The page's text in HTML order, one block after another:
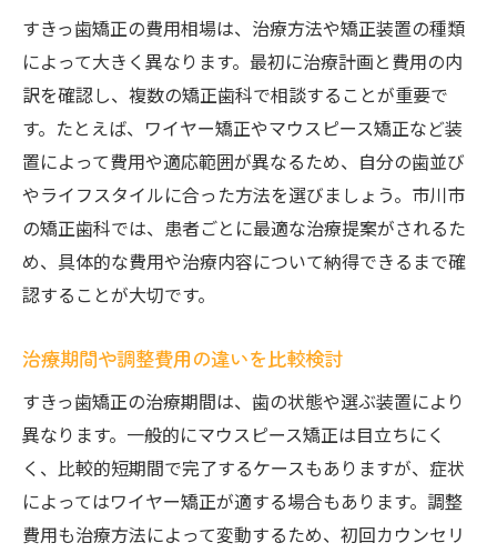
すきっ歯矯正の費用相場は、治療方法や矯正装置の種類
によって大きく異なります。最初に治療計画と費用の内
訳を確認し、複数の矯正歯科で相談することが重要で
す。たとえば、ワイヤー矯正やマウスピース矯正など装
置によって費用や適応範囲が異なるため、自分の歯並び
やライフスタイルに合った方法を選びましょう。市川市
の矯正歯科では、患者ごとに最適な治療提案がされるた
め、具体的な費用や治療内容について納得できるまで確
認することが大切です。
治療期間や調整費用の違いを比較検討
すきっ歯矯正の治療期間は、歯の状態や選ぶ装置により
異なります。一般的にマウスピース矯正は目立ちにく
く、比較的短期間で完了するケースもありますが、症状
によってはワイヤー矯正が適する場合もあります。調整
費用も治療方法によって変動するため、初回カウンセリ